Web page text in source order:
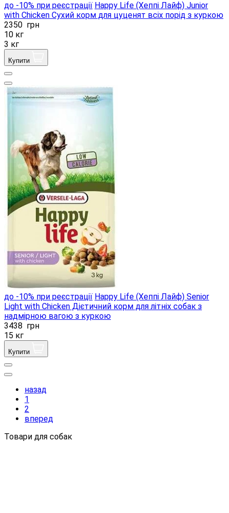
до -10% при реєстрації Happy Life (Хеппі Лайф) Junior
with Chicken Сухий корм для цуценят всіх порід з куркою
2350 грн
10 кг
3 кг
Купити
до -10% при реєстрації Happy Life (Хеппі Лайф) Senior
Light with Chicken Дієтичний корм для літніх собак з
надмірною вагою з куркою
3438 грн
15 кг
Купити
назад
1
2
вперед
Товари для собак